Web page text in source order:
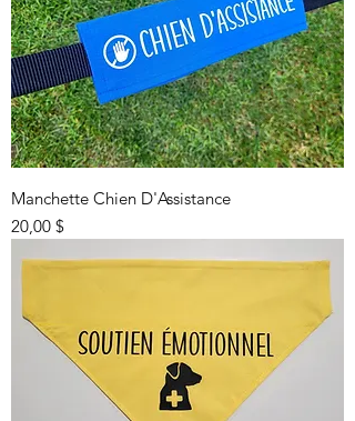
Manchette Chien D'Assistance
Prix
20,00 $